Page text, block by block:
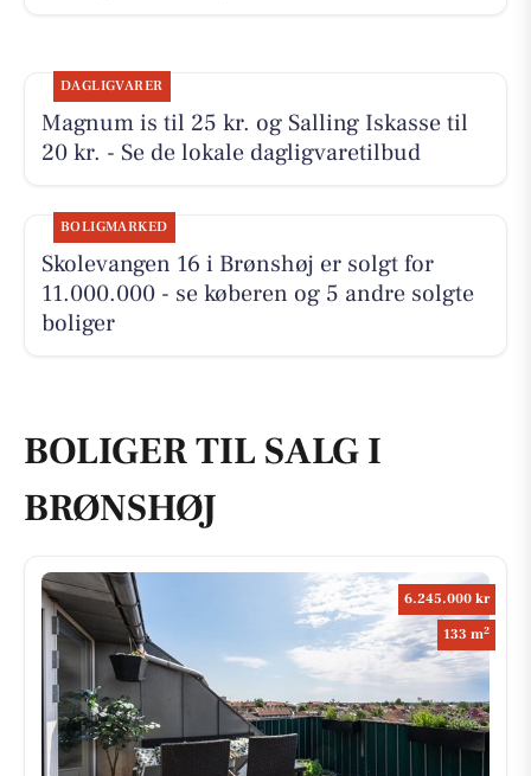
DAGLIGVARER
Magnum is til 25 kr. og Salling Iskasse til
20 kr. - Se de lokale dagligvaretilbud
BOLIGMARKED
Skolevangen 16 i Brønshøj er solgt for
11.000.000 - se køberen og 5 andre solgte
boliger
BOLIGER TIL SALG I
BRØNSHØJ
6.245.000 kr
133 m2